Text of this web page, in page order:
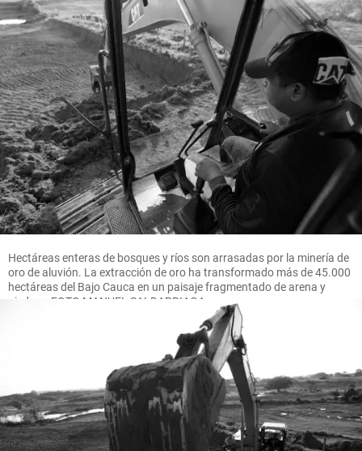
Hectáreas enteras de bosques y ríos son arrasadas por la minería de
oro de aluvión. La extracción de oro ha transformado más de 45.000
hectáreas del Bajo Cauca en un paisaje fragmentado de arena y
piedras. FOTO MANUEL SALDARRIAGA